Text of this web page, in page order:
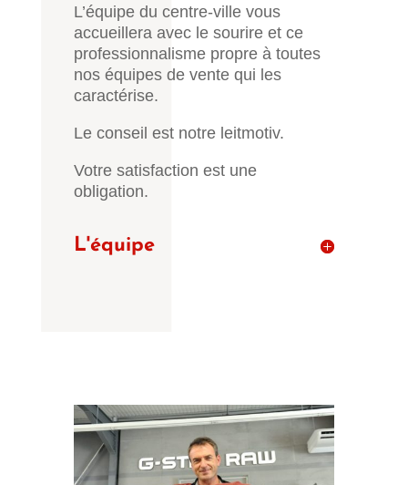
L’équipe du centre-ville vous
accueillera avec le sourire et ce
professionnalisme propre à toutes
nos équipes de vente qui les
caractérise.
Le conseil est notre leitmotiv.
Votre satisfaction est une
obligation.
L'équipe